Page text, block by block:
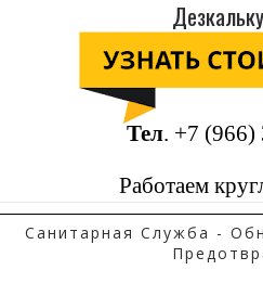
Тел. +7 (966)
Работаем
Санитарная Служба -